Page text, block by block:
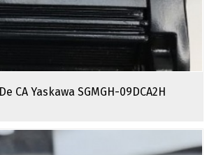
CA Yaskawa SGMGH-09DCA2H